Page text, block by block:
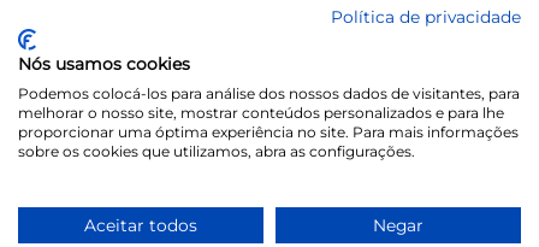
Responsável Técnico: Dra. Maria das Graças Elias de Assis - CRF 8713-SP
Laboratório Behring de Análises Clínicas Ltda.
Política de privacidade
Nós usamos cookies
Podemos colocá-los para análise dos nossos dados de visitantes, para
melhorar o nosso site, mostrar conteúdos personalizados e para lhe
proporcionar uma óptima experiência no site. Para mais informações
sobre os cookies que utilizamos, abra as configurações.
Aceitar todos Negar